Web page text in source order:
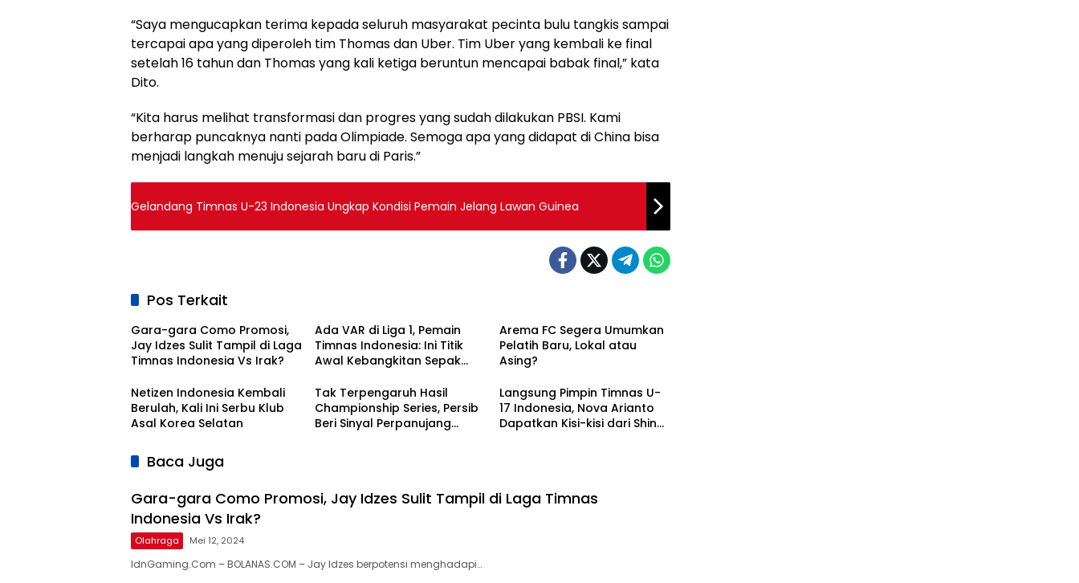
“Saya mengucapkan terima kepada seluruh masyarakat pecinta bulu tangkis sampai
tercapai apa yang diperoleh tim Thomas dan Uber. Tim Uber yang kembali ke final
setelah 16 tahun dan Thomas yang kali ketiga beruntun mencapai babak final,” kata
Dito.
“Kita harus melihat transformasi dan progres yang sudah dilakukan PBSI. Kami
berharap puncaknya nanti pada Olimpiade. Semoga apa yang didapat di China bisa
menjadi langkah menuju sejarah baru di Paris.”
Gelandang Timnas U-23 Indonesia Ungkap Kondisi Pemain Jelang Lawan Guinea
Pos Terkait
Gara-gara Como Promosi,
Jay Idzes Sulit Tampil di Laga
Timnas Indonesia Vs Irak?
Ada VAR di Liga 1, Pemain
Timnas Indonesia: Ini Titik
Awal Kebangkitan Sepak
Arema FC Segera Umumkan
Pelatih Baru, Lokal atau
Asing?
Netizen Indonesia Kembali
Berulah, Kali Ini Serbu Klub
Asal Korea Selatan
Tak Terpengaruh Hasil
Championship Series, Persib
Beri Sinyal Perpanujang
Langsung Pimpin Timnas U-
17 Indonesia, Nova Arianto
Dapatkan Kisi-kisi dari Shin
Baca Juga
Gara-gara Como Promosi, Jay Idzes Sulit Tampil di Laga Timnas
Indonesia Vs Irak?
Olahraga Mei 12, 2024
IdnGaming.Com – BOLANAS.COM – Jay Idzes berpotensi menghadapi…